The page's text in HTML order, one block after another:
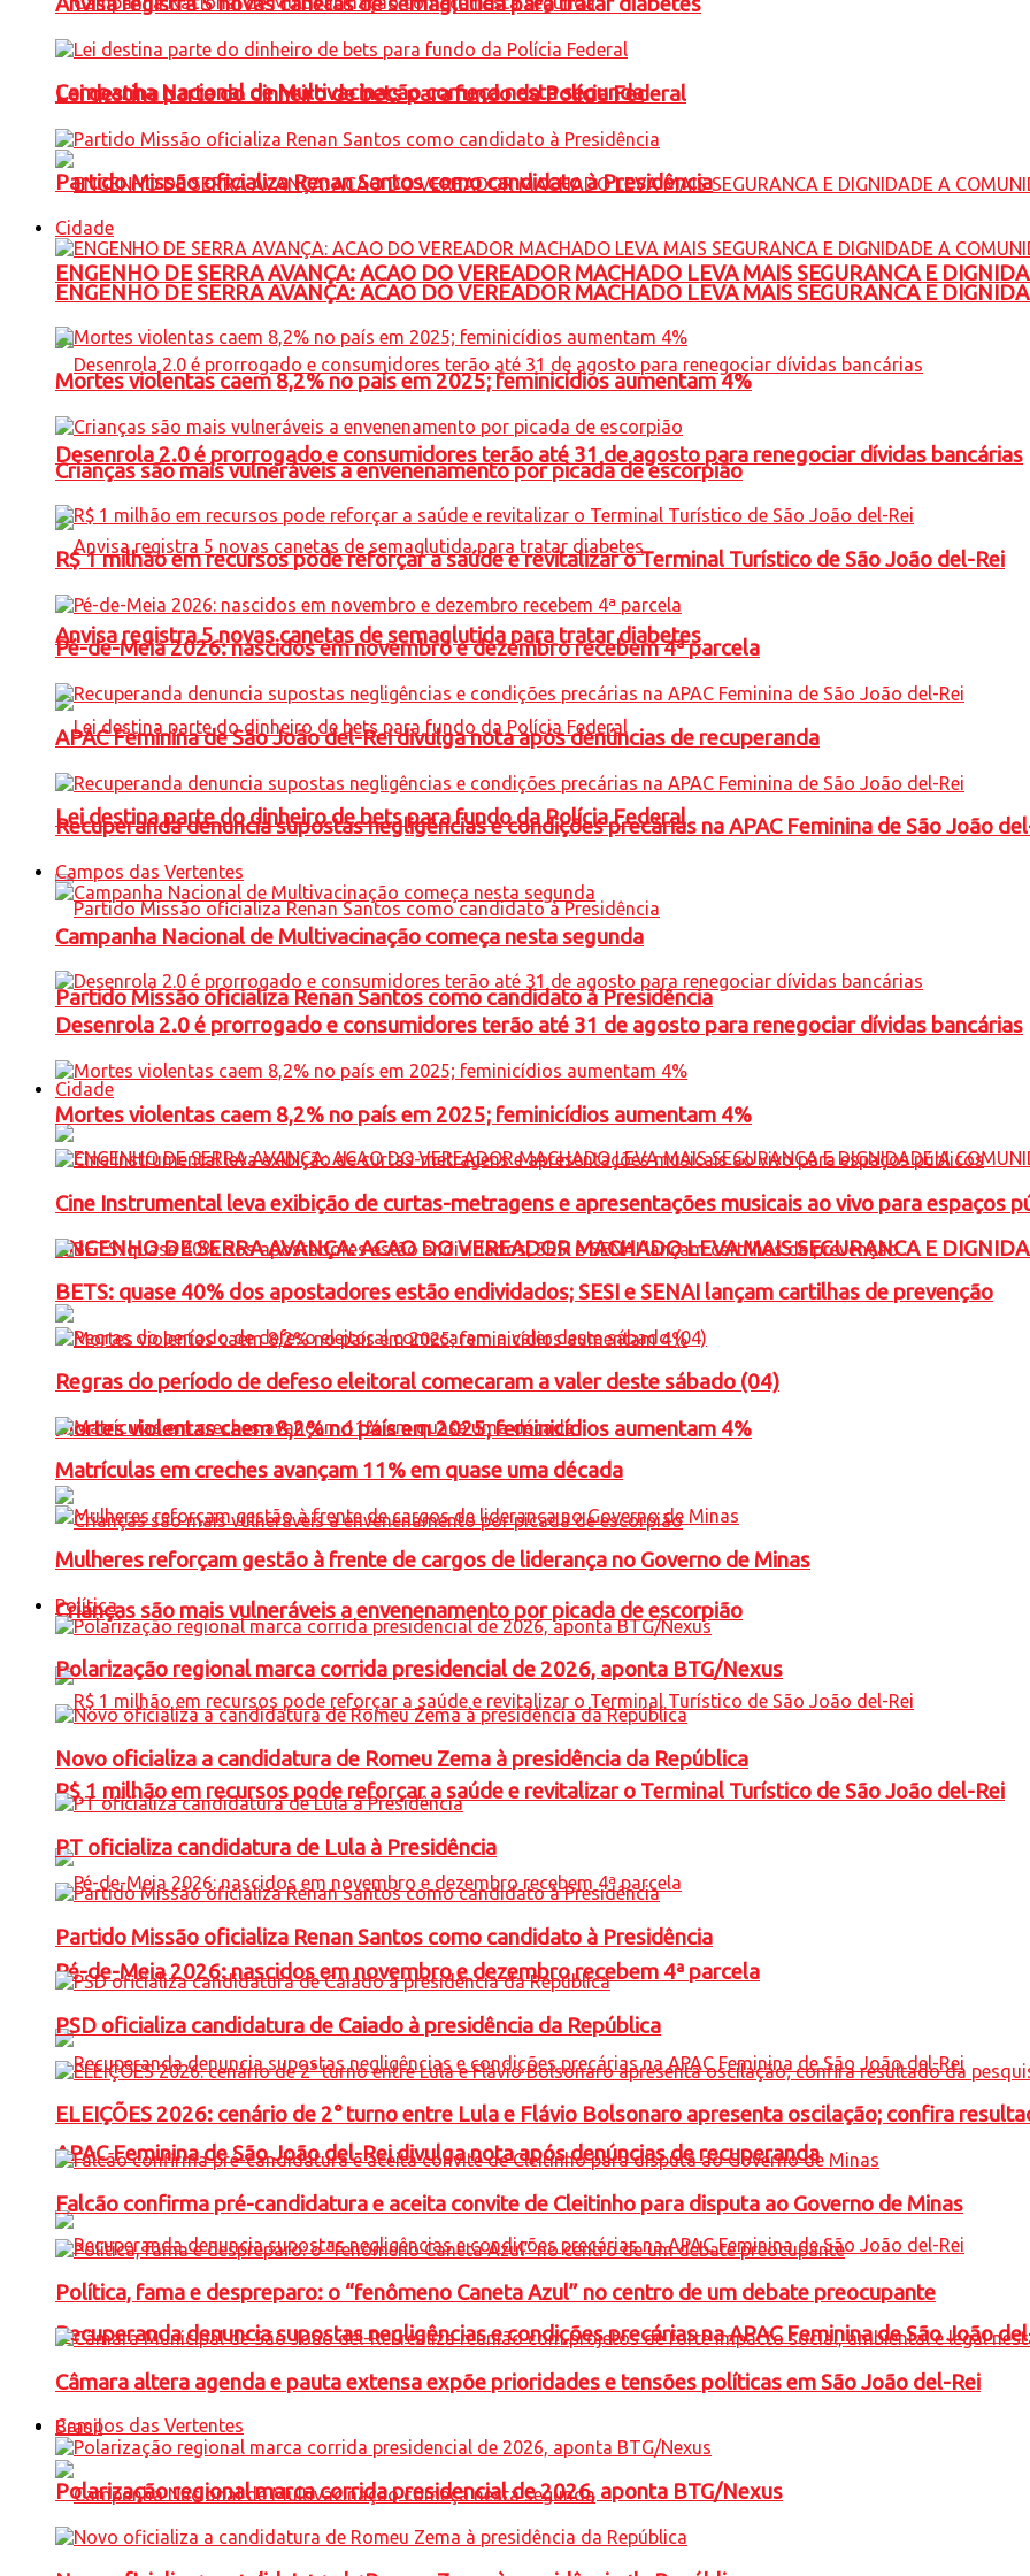
Campanha Nacional de Multivacinação começa nesta segunda
ENGENHO DE SERRA AVANÇA: ACAO DO VEREADOR MACHADO LEVA MAIS SEGURANCA E
Desenrola 2.0 é prorrogado e consumidores terão até 31 de agosto para renegociar dívidas bancárias
Anvisa registra 5 novas canetas de semaglutida para tratar diabetes
Lei destina parte do dinheiro de bets para fundo da Polícia Federal
Partido Missão oficializa Renan Santos como candidato à Presidência
Cidade
ENGENHO DE SERRA AVANÇA: ACAO DO VEREADOR MACHADO LEVA MAIS SEGURANCA E
Mortes violentas caem 8,2% no país em 2025; feminicídios aumentam 4%
Crianças são mais vulneráveis a envenenamento por picada de escorpião
R$ 1 milhão em recursos pode reforçar a saúde e revitalizar o Terminal Turístico de São João del-Rei
Pé-de-Meia 2026: nascidos em novembro e dezembro recebem 4ª parcela
APAC Feminina de São João del-Rei divulga nota após denúncias de recuperanda
Recuperanda denuncia supostas negligências e condições precárias na APAC Feminina de São João
Campos das Vertentes
Lei destina parte do dinheiro de bets para fundo da Polícia Federal
Partido Missão oficializa Renan Santos como candidato à Presidência
Cidade
ENGENHO DE SERRA AVANÇA: ACAO DO VEREADOR MACHADO LEVA MAIS SEGURANCA E
Mortes violentas caem 8,2% no país em 2025; feminicídios aumentam 4%
Crianças são mais vulneráveis a envenenamento por picada de escorpião
R$ 1 milhão em recursos pode reforçar a saúde e revitalizar o Terminal Turístico de São João del-Rei
Pé-de-Meia 2026: nascidos em novembro e dezembro recebem 4ª parcela
APAC Feminina de São João del-Rei divulga nota após denúncias de recuperanda
Recuperanda denuncia supostas negligências e condições precárias na APAC Feminina de São João
Campos das Vertentes
Campanha Nacional de Multivacinação começa nesta segunda
Desenrola 2.0 é prorrogado e consumidores terão até 31 de agosto para renegociar dívidas bancárias
Mortes violentas caem 8,2% no país em 2025; feminicídios aumentam 4%
Cine Instrumental leva exibição de curtas-metragens e apresentações musicais ao vivo para espaços
BETS: quase 40% dos apostadores estão endividados; SESI e SENAI lançam cartilhas de prevenção
Regras do período de defeso eleitoral comecaram a valer deste sábado (04)
Matrículas em creches avançam 11% em quase uma década
Mulheres reforçam gestão à frente de cargos de liderança no Governo de Minas
Política
Polarização regional marca corrida presidencial de 2026, aponta BTG/Nexus
Novo oficializa a candidatura de Romeu Zema à presidência da República
PT oficializa candidatura de Lula à Presidência
Partido Missão oficializa Renan Santos como candidato à Presidência
PSD oficializa candidatura de Caiado à presidência da República
ELEIÇÕES 2026: cenário de 2° turno entre Lula e Flávio Bolsonaro apresenta oscilação; confira
Falcão confirma pré-candidatura e aceita convite de Cleitinho para disputa ao Governo de Minas
Política, fama e despreparo: o “fenômeno Caneta Azul” no centro de um debate preocupante
Câmara altera agenda e pauta extensa expõe prioridades e tensões políticas em São João del-Rei
Brasil
Polarização regional marca corrida presidencial de 2026, aponta BTG/Nexus